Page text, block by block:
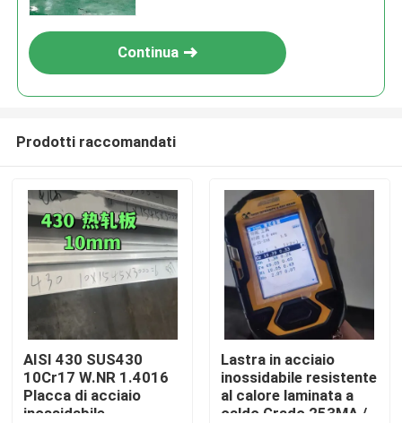
Casa.
Continua
Prodotti raccomandati
AISI 430 SUS430
10Cr17 W.NR 1.4016
Placca di acciaio
inossidabile
Lastra in acciaio
inossidabile resistente
al calore laminata a
caldo Grado 253MA /